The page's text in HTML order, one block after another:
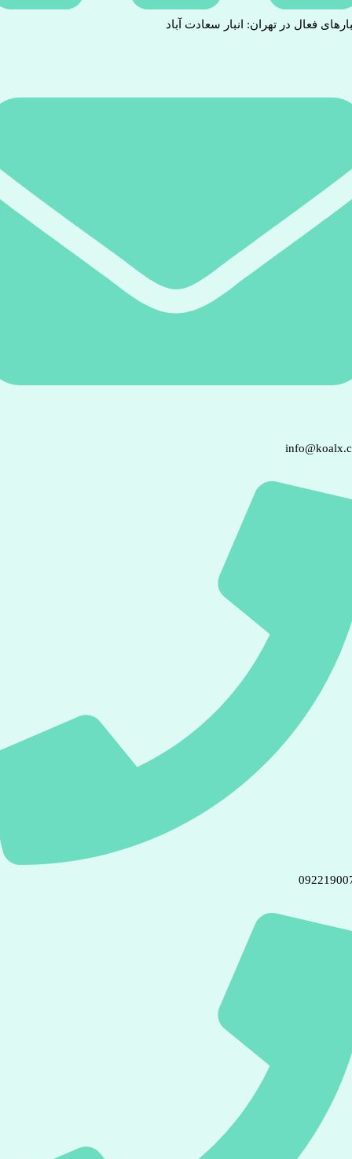
فعال در تهران: انبار سعادت آباد